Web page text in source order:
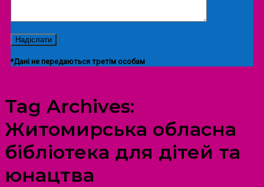
*Дані не передаються третім особам
Tag Archives:
Житомирська обласна
бібліотека для дітей та
юнацтва